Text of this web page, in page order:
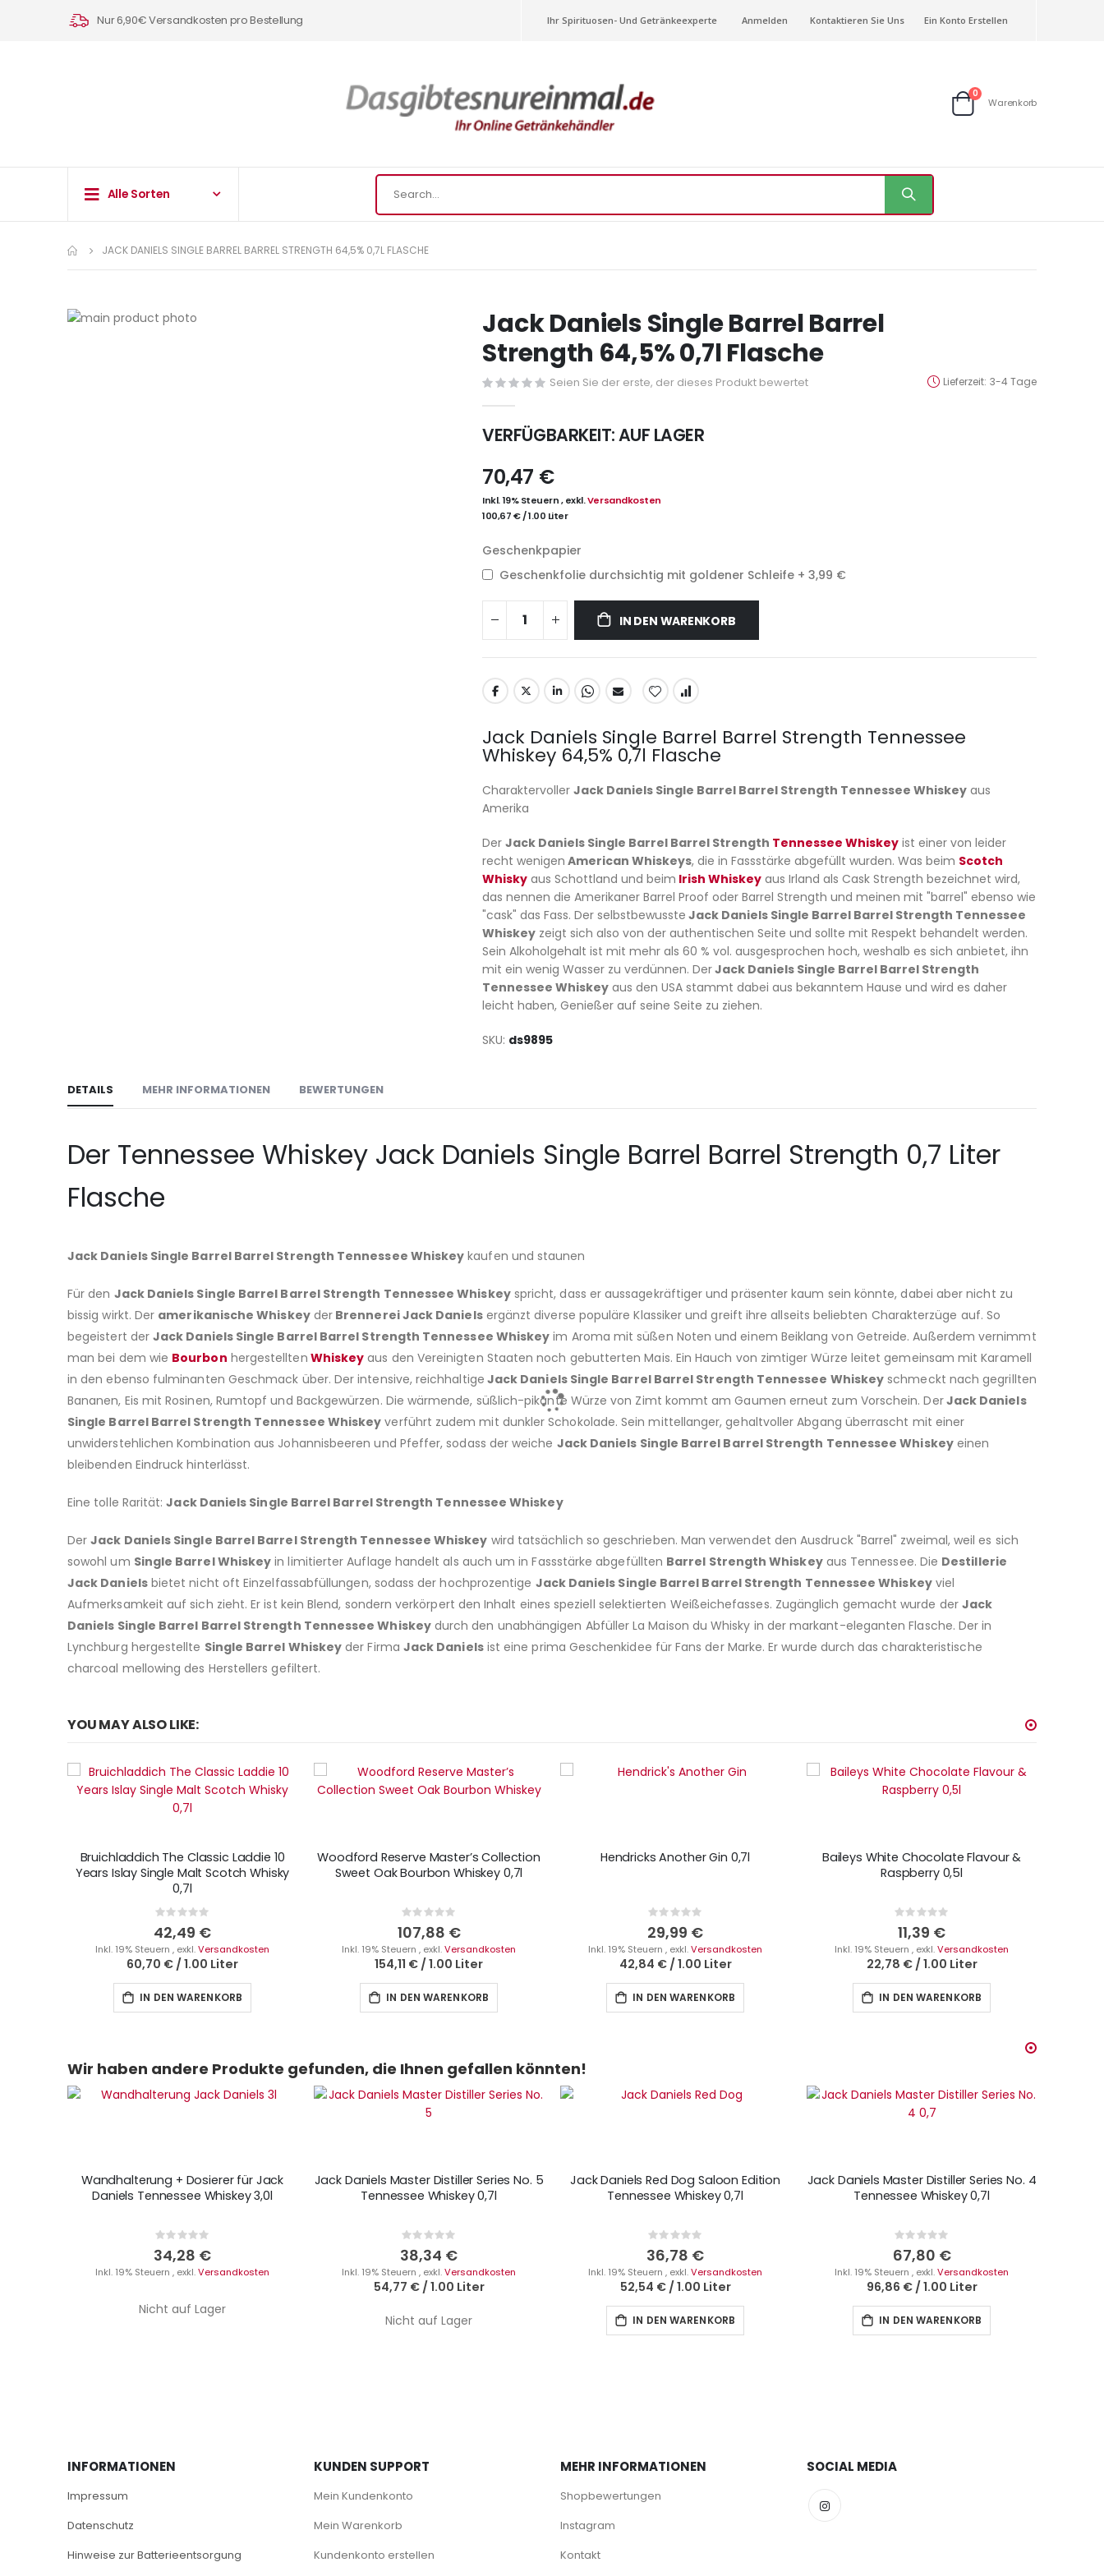
Nur 6,90€ Versandkosten pro Bestellung Ihr Spirituosen- Und Getränkeexperte Anmelden Kontaktieren Sie Uns Ein Konto Erstellen
Warenkorb
0Artikel
Warenkorb
Alle Sorten
JACK DANIELS SINGLE BARREL BARREL STRENGTH 64,5% 0,7L FLASCHE
Zum
Jack Daniels Single Barrel Barrel
Strength 64,5% 0,7l Flasche
Lieferzeit 3-4 Tage
Seien Sie der erste, der dieses Produkt bewertet
VERFÜGBARKEIT:AUF LAGER
70,47 €
Inkl. 19% Steuern,exkl.Versandkosten
100,67 €/1.00 Liter
Geschenkpapier
Geschenkfolie durchsichtig mit goldener Schleife + 3,99 €
IN DEN WARENKORB
Jack Daniels Single Barrel Barrel Strength Tennessee
Whiskey 64,5% 0,7l Flasche
CharaktervollerJack Daniels Single Barrel Barrel Strength Tennessee Whiskey aus
Amerika
DerJack Daniels Single Barrel Barrel Strength Tennessee Whiskey ist einer von leider
recht wenigen American Whiskeys, die in Fassstärke abgefüllt wurden. Was beim Scotch
Whisky aus Schottland und beim Irish Whiskey aus Irland als Cask Strength bezeichnet wird,
das nennen die Amerikaner Barrel Proof oder Barrel Strength und meinen mit "barrel" ebenso wie
"cask" das Fass. Der selbstbewusste Jack Daniels Single Barrel Barrel Strength Tennessee
Whiskey zeigt sich also von der authentischen Seite und sollte mit Respekt behandelt werden.
Sein Alkoholgehalt ist mit mehr als 60 % vol. ausgesprochen hoch, weshalb es sich anbietet, ihn
mit ein wenig Wasser zu verdünnen. DerJack Daniels Single Barrel Barrel Strength
Tennessee Whiskey aus den USA stammt dabei aus bekanntem Hause und wird es daher
leicht haben, Genießer auf seine Seite zu ziehen.
SKU ds9895
DETAILS
Der Tennessee Whiskey Jack Daniels Single Barrel Barrel Strength 0,7 Liter
Flasche
Jack Daniels Single Barrel Barrel Strength Tennessee Whiskey kaufen und staunen
Für den Jack Daniels Single Barrel Barrel Strength Tennessee Whiskeyspricht, dass er aussagekräftiger und präsenter kaum sein könnte, dabei aber nicht zu
bissig wirkt. Der amerikanische Whiskeyder Brennerei Jack Danielsergänzt diverse populäre Klassiker und greift ihre allseits beliebten Charakterzüge auf. So
begeistert derJack Daniels Single Barrel Barrel Strength Tennessee Whiskey im Aroma mit süßen Noten und einem Beiklang von Getreide. Außerdem vernimmt
man bei dem wie Bourbon hergestellten Whiskey aus den Vereinigten Staaten noch gebutterten Mais. Ein Hauch von zimtiger Würze leitet gemeinsam mit Karamell
in den ebenso fulminanten Geschmack über. Der intensive, reichhaltige Jack Daniels Single Barrel Barrel Strength Tennessee Whiskey schmeckt nach gegrillten
Bananen, Eis mit Rosinen, Rumtopf und Backgewürzen. Die wärmende, süßlich-pikante Würze von Zimt kommt am Gaumen erneut zum Vorschein. DerJack Daniels
Single Barrel Barrel Strength Tennessee Whiskey verführt zudem mit dunkler Schokolade. Sein mittellanger, gehaltvoller Abgang überrascht mit einer
unwiderstehlichen Kombination aus Johannisbeeren und Pfeffer, sodass der weiche Jack Daniels Single Barrel Barrel Strength Tennessee Whiskeyeinen
bleibenden Eindruck hinterlässt.
Eine tolle Rarität:Jack Daniels Single Barrel Barrel Strength Tennessee Whiskey
DerJack Daniels Single Barrel Barrel Strength Tennessee Whiskey wird tatsächlich so geschrieben. Man verwendet den Ausdruck "Barrel" zweimal, weil es sich
sowohl um Single Barrel Whiskey in limitierter Auflage handelt als auch um in Fassstärke abgefüllten Barrel Strength Whiskeyaus Tennessee. Die Destillerie
Jack Danielsbietet nicht oft Einzelfassabfüllungen, sodass der hochprozentige Jack Daniels Single Barrel Barrel Strength Tennessee Whiskeyviel
Aufmerksamkeit auf sich zieht. Er ist kein Blend, sondern verkörpert den Inhalt eines speziell selektierten Weißeichefasses. Zugänglich gemacht wurde der Jack
Daniels Single Barrel Barrel Strength Tennessee Whiskeydurch den unabhängigen Abfüller La Maison du Whisky in der markant-eleganten Flasche. Der in
Lynchburg hergestellte Single Barrel Whiskey der Firma Jack Danielsist eine prima Geschenkidee für Fans der Marke. Er wurde durch das charakteristische
charcoal mellowing des Herstellers gefiltert.
MEHR INFORMATIONEN BEWERTUNGEN
YOU MAY ALSO LIKE:
Bruichladdich The Classic Laddie 10
Years Islay Single Malt Scotch Whisky
0,7l
Rating:
0%
42,49 €
Inkl. 19% Steuern , exkl.Versandkosten
60,70 € /1.00 Liter
IN DEN WARENKORB
Woodford Reserve Master’s Collection
Sweet Oak Bourbon Whiskey 0,7l
Rating:
0%
107,88 €
Inkl. 19% Steuern , exkl.Versandkosten
154,11 € /1.00 Liter
IN DEN WARENKORB
Hendricks Another Gin 0,7l
Rating:
0%
29,99 €
Inkl. 19% Steuern , exkl.Versandkosten
42,84 €/1.00 Liter
IN DEN WARENKORB
Baileys White Chocolate Flavour &
Raspberry 0,5l
Rating:
0%
11,39 €
Inkl. 19% Steuern , exkl.Versandkosten
22,78 €/1.00 Liter
IN DEN WARENKORB
Wir haben andere Produkte gefunden, die Ihnen gefallen könnten!
Wandhalterung + Dosierer für Jack
Daniels Tennessee Whiskey 3,0l
Rating:
0%
34,28 €
Inkl. 19% Steuern , exkl.Versandkosten
Nicht auf Lager
Jack Daniels Master Distiller Series No. 5
Tennessee Whiskey 0,7l
Rating:
0%
38,34 €
Inkl. 19% Steuern , exkl.Versandkosten
54,77 €/1.00 Liter
Nicht auf Lager
Jack Daniels Red Dog Saloon Edition
Tennessee Whiskey 0,7l
Rating:
0%
36,78 €
Inkl. 19% Steuern , exkl.Versandkosten
52,54 €/1.00 Liter
IN DEN WARENKORB
Jack Daniels Master Distiller Series No. 4
Tennessee Whiskey 0,7l
Rating:
0%
67,80 €
Inkl. 19% Steuern , exkl.Versandkosten
96,86 €/1.00 Liter
IN DEN WARENKORB
INFORMATIONEN
Impressum
Datenschutz
Hinweise zur Batterieentsorgung
KUNDEN SUPPORT
Mein Kundenkonto
Mein Warenkorb
Kundenkonto erstellen
MEHR INFORMATIONEN
Shopbewertungen
Instagram
Kontakt
SOCIAL MEDIA